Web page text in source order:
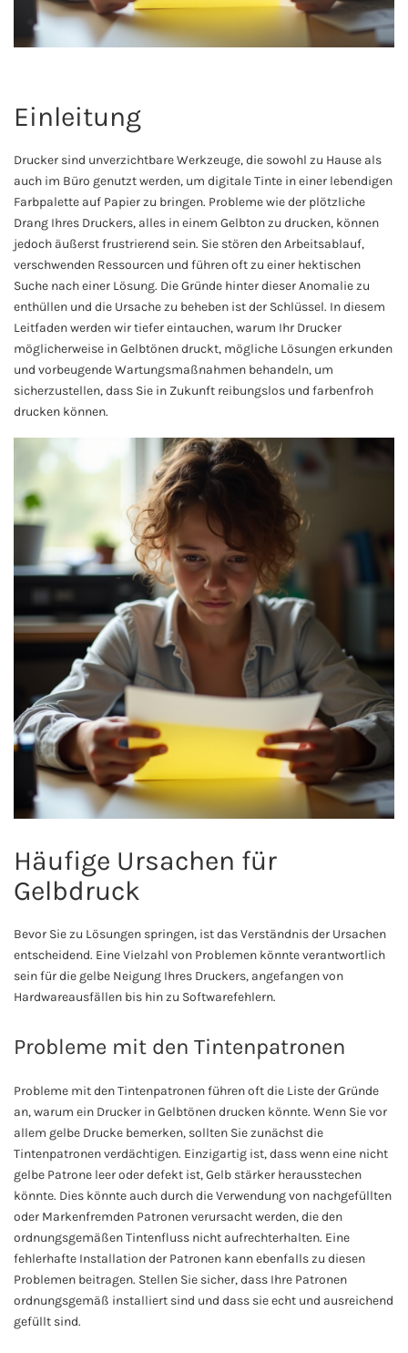
Einleitung
Drucker sind unverzichtbare Werkzeuge, die sowohl zu Hause als
auch im Büro genutzt werden, um digitale Tinte in einer lebendigen
Farbpalette auf Papier zu bringen. Probleme wie der plötzliche
Drang Ihres Druckers, alles in einem Gelbton zu drucken, können
jedoch äußerst frustrierend sein. Sie stören den Arbeitsablauf,
verschwenden Ressourcen und führen oft zu einer hektischen
Suche nach einer Lösung. Die Gründe hinter dieser Anomalie zu
enthüllen und die Ursache zu beheben ist der Schlüssel. In diesem
Leitfaden werden wir tiefer eintauchen, warum Ihr Drucker
möglicherweise in Gelbtönen druckt, mögliche Lösungen erkunden
und vorbeugende Wartungsmaßnahmen behandeln, um
sicherzustellen, dass Sie in Zukunft reibungslos und farbenfroh
drucken können.
Häufige Ursachen für
Gelbdruck
Bevor Sie zu Lösungen springen, ist das Verständnis der Ursachen
entscheidend. Eine Vielzahl von Problemen könnte verantwortlich
sein für die gelbe Neigung Ihres Druckers, angefangen von
Hardwareausfällen bis hin zu Softwarefehlern.
Probleme mit den Tintenpatronen
Probleme mit den Tintenpatronen führen oft die Liste der Gründe
an, warum ein Drucker in Gelbtönen drucken könnte. Wenn Sie vor
allem gelbe Drucke bemerken, sollten Sie zunächst die
Tintenpatronen verdächtigen. Einzigartig ist, dass wenn eine nicht
gelbe Patrone leer oder defekt ist, Gelb stärker herausstechen
könnte. Dies könnte auch durch die Verwendung von nachgefüllten
oder Markenfremden Patronen verursacht werden, die den
ordnungsgemäßen Tintenfluss nicht aufrechterhalten. Eine
fehlerhafte Installation der Patronen kann ebenfalls zu diesen
Problemen beitragen. Stellen Sie sicher, dass Ihre Patronen
ordnungsgemäß installiert sind und dass sie echt und ausreichend
gefüllt sind.